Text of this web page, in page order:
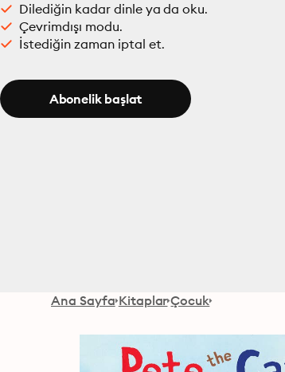
Dilediğin kadar dinle ya da oku.
Çevrimdışı modu.
İstediğin zaman iptal et.
Abonelik başlat
Ana Sayfa Kitaplar Çocuk